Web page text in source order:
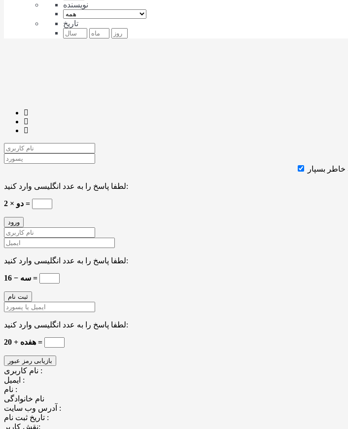
نویسنده
تاریخ
خاطر بسپار
لطفا پاسخ را به عدد انگلیسی وارد کنید:
2 × دو =
لطفا پاسخ را به عدد انگلیسی وارد کنید:
16 − سه =
لطفا پاسخ را به عدد انگلیسی وارد کنید:
20 + هفده =
نام کاربری :
ایمیل :
نام :
نام خانوادگی
آدرس وب سایت :
تاریخ ثبت نام :
نقش کاربر: